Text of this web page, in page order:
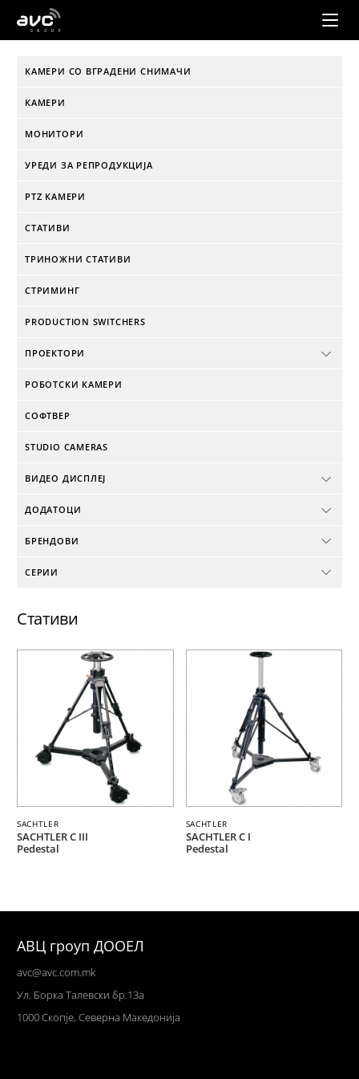
AVC
КАМЕРИ СО ВГРАДЕНИ СНИМАЧИ
КАМЕРИ
МОНИТОРИ
УРЕДИ ЗА РЕПРОДУКЦИЈА
PTZ КАМЕРИ
СТАТИВИ
ТРИНОЖНИ СТАТИВИ
СТРИМИНГ
PRODUCTION SWITCHERS
ПРОЕКТОРИ
РОБОТСКИ КАМЕРИ
СОФТВЕР
STUDIO CAMERAS
ВИДЕО ДИСПЛЕЈ
ДОДАТОЦИ
БРЕНДОВИ
СЕРИИ
Стативи
SACHTLER
SACHTLER C III
Pedestal
SACHTLER
SACHTLER C I
Pedestal
АВЦ гроуп ДООЕЛ
avc@avc.com.mk
Ул . Борка Талевски бр.13а
1000 Скопје, Северна Македонија